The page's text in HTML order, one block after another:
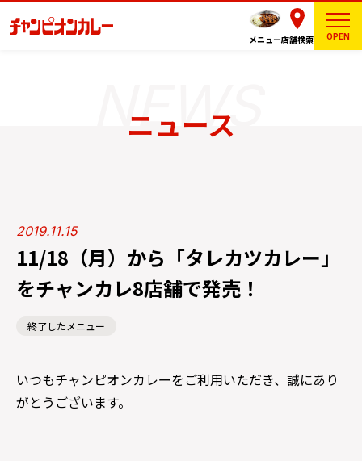
メニュー店舗検索 OPEN
ニュース
2019.11.15
11/18（月）から「タレカツカレー」
をチャンカレ8店舗で発売！
終了したメニュー
いつもチャンピオンカレーをご利用いただき、誠にあり
がとうございます。